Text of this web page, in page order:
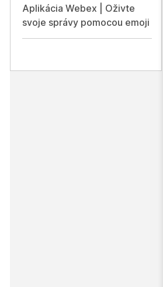
Aplikácia Webex | Oživte
svoje správy pomocou emoji